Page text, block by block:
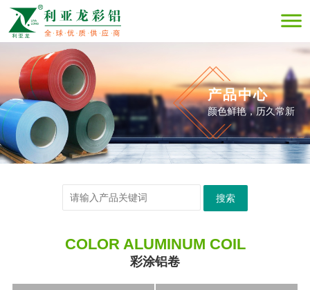
产品中心
颜色鲜艳，历久常新
搜索
COLOR ALUMINUM COIL
彩涂铝卷